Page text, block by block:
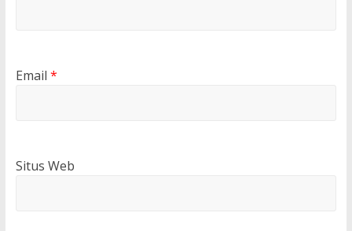
Email *
Situs Web